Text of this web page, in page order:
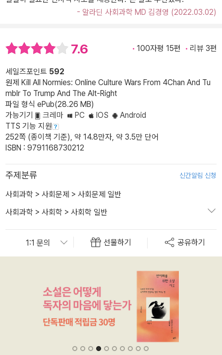
- 알라딘 사회과학 MD 김경영 (2022.03.02)
7.6 100자평 15편 리뷰 3편
세일즈포인트 592
원제 Kill All Normies: Online Culture Wars From 4Chan And Tu
mblr To Trump And The Alt-Right
파일 형식 ePub(28.26 MB)
가능기기
크레마 PC IOS
Android
TTS 기능 지원
252쪽 (종이책 기준), 약 14.8만자, 약 3.5만 단어
ISBN : 9791168730212
주제분류 신간알림 신청
사회과학 > 사회문제 > 사회문제 일반
사회과학 > 사회학 > 사회학 일반
선물하기 공유하기